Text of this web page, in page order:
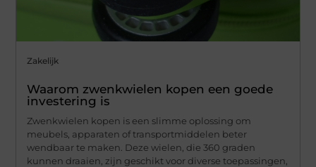
Zakelijk
Waarom zwenkwielen kopen een goede
investering is
Zwenkwielen kopen is een slimme oplossing om
meubels, apparaten of transportmiddelen beter
wendbaar te maken. Deze wielen, die 360 graden
kunnen draaien, zijn geschikt voor diverse toepassingen,